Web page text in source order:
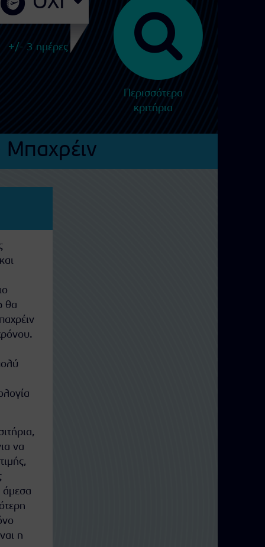
+/- 3 ημέρες
Περισσότερα
κριτήρια
Μπαχρέιν
θα
να
άμεσα
η